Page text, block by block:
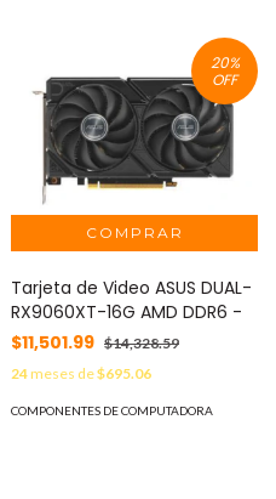
20%
OFF
Tarjeta de Video ASUS DUAL-
RX9060XT-16G AMD DDR6 -
$11,501.99 $14,328.59
24meses de$695.06
COMPONENTES DE COMPUTADORA